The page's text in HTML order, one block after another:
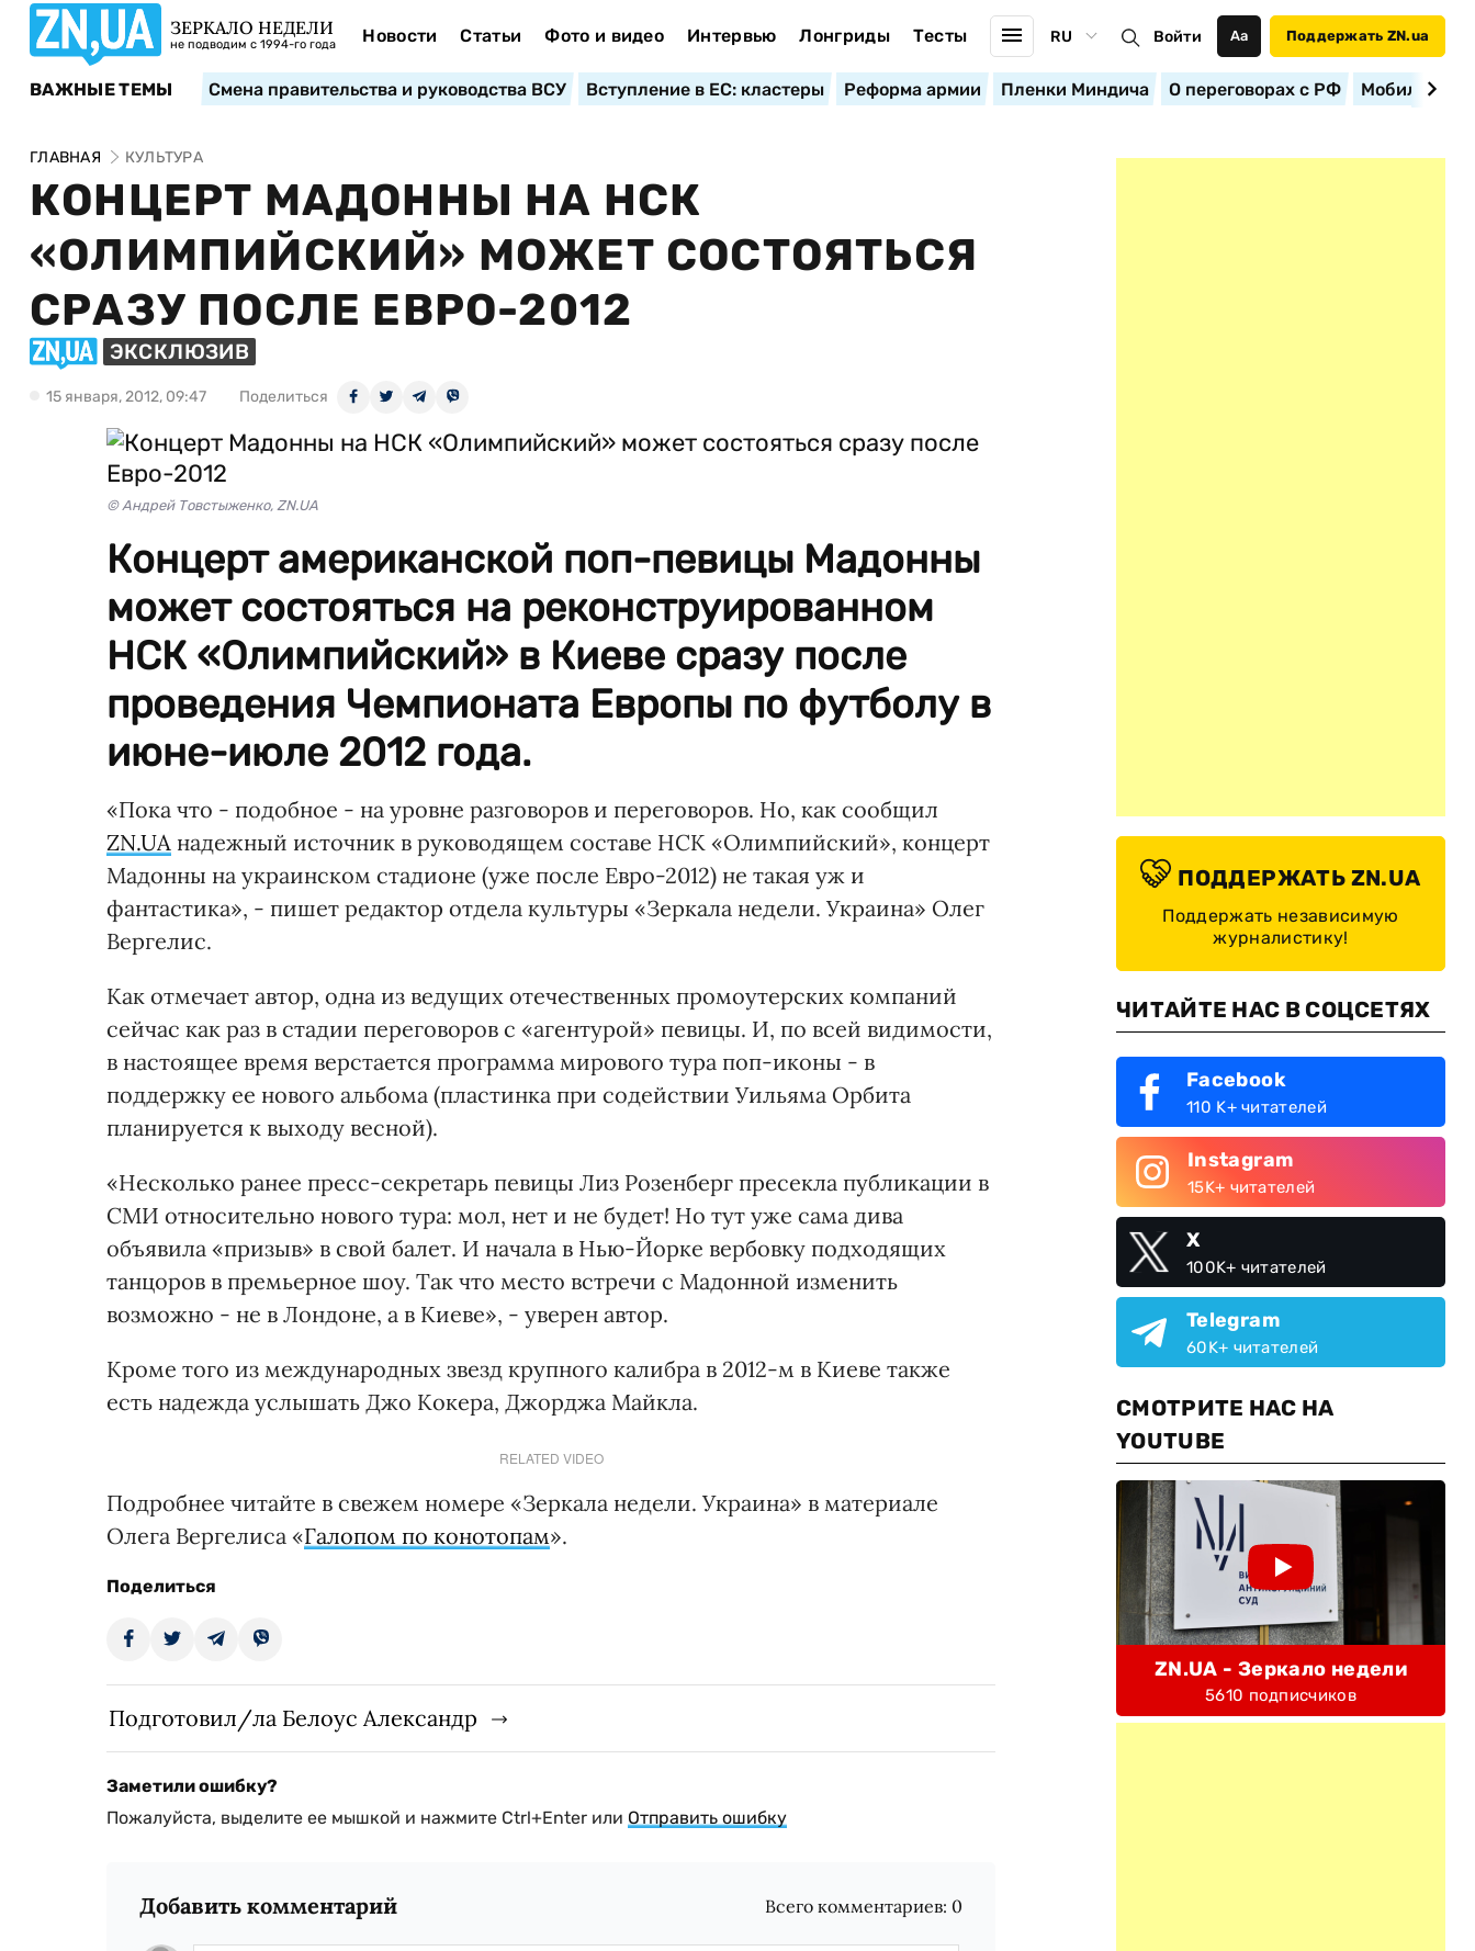
ЗЕРКАЛО НЕДЕЛИ
не подводим с 1994-го года Новости Статьи Фото и видео Интервью Лонгриды Тесты RU Войти Аа Поддержать ZN.ua
ВАЖНЫЕ ТЕМЫ Смена правительства и руководства ВСУ Вступление в ЕС: кластеры Реформа армии Пленки Миндича О переговорах с РФ
ГЛАВНАЯ КУЛЬТУРА
КОНЦЕРТ МАДОННЫ НА НСК
«ОЛИМПИЙСКИЙ» МОЖЕТ СОСТОЯТЬСЯ
СРАЗУ ПОСЛЕ ЕВРО-2012
ЭКСКЛЮЗИВ
15 января, 2012, 09:47 Поделиться
© Андрей Товстыженко, ZN.UA
Концерт американской поп-певицы Мадонны
может состояться на реконструированном
НСК «Олимпийский» в Киеве сразу после
проведения Чемпионата Европы по футболу в
июне-июле 2012 года.
«Пока что - подобное - на уровне разговоров и переговоров. Но, как сообщил
ZN.UA надежный источник в руководящем составе НСК «Олимпийский», концерт
Мадонны на украинском стадионе (уже после Евро-2012) не такая уж и
фантастика», - пишет редактор отдела культуры «Зеркала недели. Украина» Олег
Вергелис.
Как отмечает автор, одна из ведущих отечественных промоутерских компаний
сейчас как раз в стадии переговоров с «агентурой» певицы. И, по всей видимости,
в настоящее время верстается программа мирового тура поп-иконы - в
поддержку ее нового альбома (пластинка при содействии Уильяма Орбита
планируется к выходу весной).
«Несколько ранее пресс-секретарь певицы Лиз Розенберг пресекла публикации в
СМИ относительно нового тура: мол, нет и не будет! Но тут уже сама дива
объявила «призыв» в свой балет. И начала в Нью-Йорке вербовку подходящих
танцоров в премьерное шоу. Так что место встречи с Мадонной изменить
возможно - не в Лондоне, а в Киеве», - уверен автор.
Кроме того из международных звезд крупного калибра в 2012-м в Киеве также
есть надежда услышать Джо Кокера, Джорджа Майкла.
RELATED VIDEO
Подробнее читайте в свежем номере «Зеркала недели. Украина» в материале
Олега Вергелиса «Галопом по конотопам».
Поделиться
Подготовил/ла Белоус Александр
Заметили ошибку?
Пожалуйста, выделите ее мышкой и нажмите Ctrl+Enter или Отправить ошибку
Добавить комментарий Всего комментариев: 0
ПОДДЕРЖАТЬ ZN.UA
Поддержать независимую
журналистику!
ЧИТАЙТЕ НАС В СОЦСЕТЯХ
Facebook
110 K+ читателей
Instagram
15K+ читателей
X
100K+ читателей
Telegram
60K+ читателей
СМОТРИТЕ НАС НА
YOUTUBE
ZN.UA - Зеркало недели
5610 подписчиков